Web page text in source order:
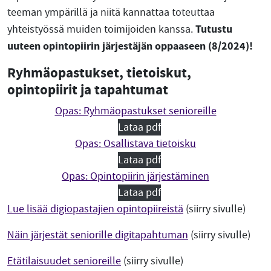
teeman ympärillä ja niitä kannattaa toteuttaa
yhteistyössä muiden toimijoiden kanssa.Tutustu
uuteen opintopiirin järjestäjän oppaaseen (8/2024)!
Ryhmäopastukset, tietoiskut,
opintopiirit ja tapahtumat
Opas: Ryhmäopastukset senioreille
Lataa pdf
Opas: Osallistava tietoisku
Lataa pdf
Opas: Opintopiirin järjestäminen
Lataa pdf
Lue lisää digiopastajien opintopiireistä (siirry sivulle)
Näin järjestät seniorille digitapahtuman (siirry sivulle)
Etätilaisuudet senioreille (siirry sivulle)